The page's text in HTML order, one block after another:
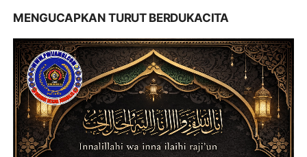
MENGUCAPKAN TURUT BERDUKACITA